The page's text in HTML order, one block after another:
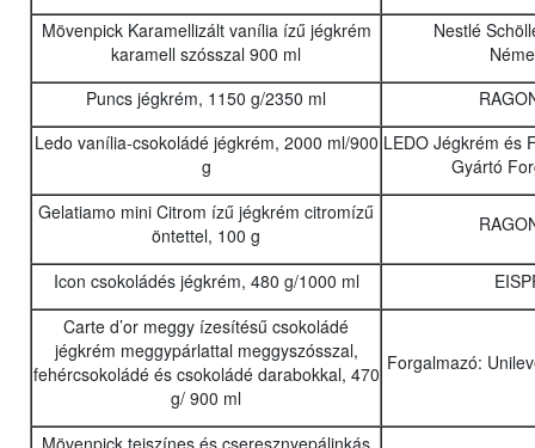
Mövenpick Karamellizált vanília ízű jégkrém
karamell szósszal 900 ml
Nestlé
Puncs jégkrém, 1150 g/2350 ml
Ledo vanília-csokoládé jégkrém, 2000 ml/900
g
LEDO Jégkrém és
Gyártó
Gelatiamo mini Citrom ízű jégkrém citromízű
öntettel, 100 g
Icon csokoládés jégkrém, 480 g/1000 ml
Carte d’or meggy ízesítésű csokoládé
jégkrém meggypárlattal meggyszósszal,
fehércsokoládé és csokoládé darabokkal, 470
g/ 900 ml
Forgalmazó: